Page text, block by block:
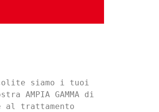
siamo i tuoi
AMPIA GAMMA di
al trattamento